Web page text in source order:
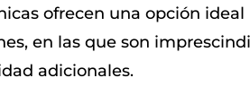
ofrecen una opción ideal
en las que son
adicionales.